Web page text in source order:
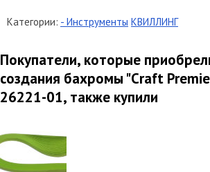
Категории: - Инструменты КВИЛЛИНГ
Покупатели, которые
создания бахромы "Сraft
26221-01, также купили